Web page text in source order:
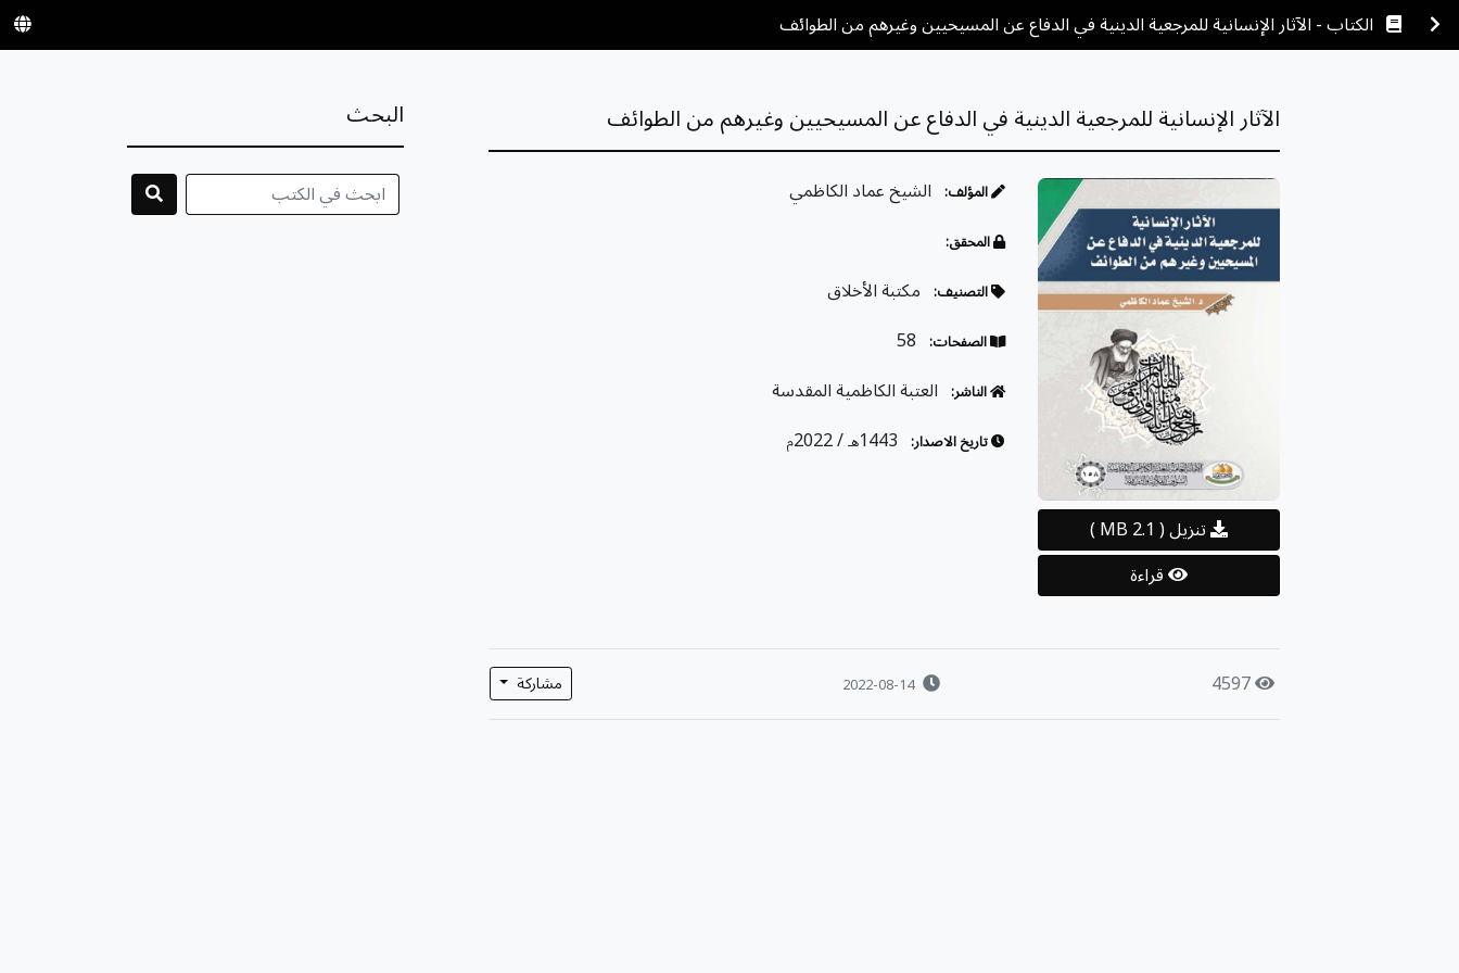
الكتاب - الآثار الإنسانية للمرجعية الدينية في الدفاع عن المسيحيين وغيرهم من الطوائف
الآثار الإنسانية للمرجعية الدينية في الدفاع عن المسيحيين وغيرهم من الطوائف
تنزيل( 2.1 MB )
قراءة
المؤلف: الشيخ عماد الكاظمي
المحقق:
التصنيف: مكتبة الأخلاق
الصفحات: 58
الناشر: العتبة الكاظمية المقدسة
تاريخ الاصدار: 1443هـ/ 2022 م
4597
2022-08-14 مشاركة
البحث